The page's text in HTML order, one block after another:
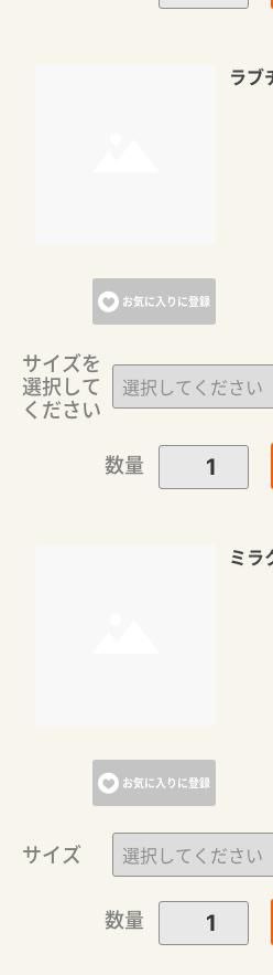
お気に入りに登録
ラブ
サイズを
選択して
ください
数量
お気に入りに登録
ミラ
サイズ
数量
カートに追加
お買い物を
カートへ